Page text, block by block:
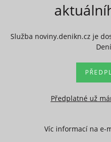
Služba noviny.denikn.cz je
Předplatné už
Víc informací na e-